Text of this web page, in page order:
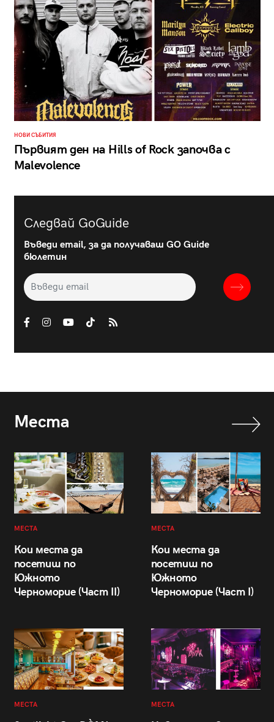
НОВИ СЪБИТИЯ
Първият ден на Hills of Rock започва с
Malevolence
Следвай GoGuide
Въведи email, за да получаваш GO Guide
бюлетин
Места
МЕСТА
Кои места да
посетиш по
Южното
Черноморие (Част II)
МЕСТА
Кои места да
посетиш по
Южното
Черноморие (Част I)
МЕСТА МЕСТА